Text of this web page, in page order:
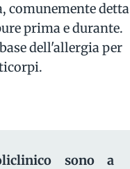
comunemente detta
prima e durante.
dell'allergia per
sono a